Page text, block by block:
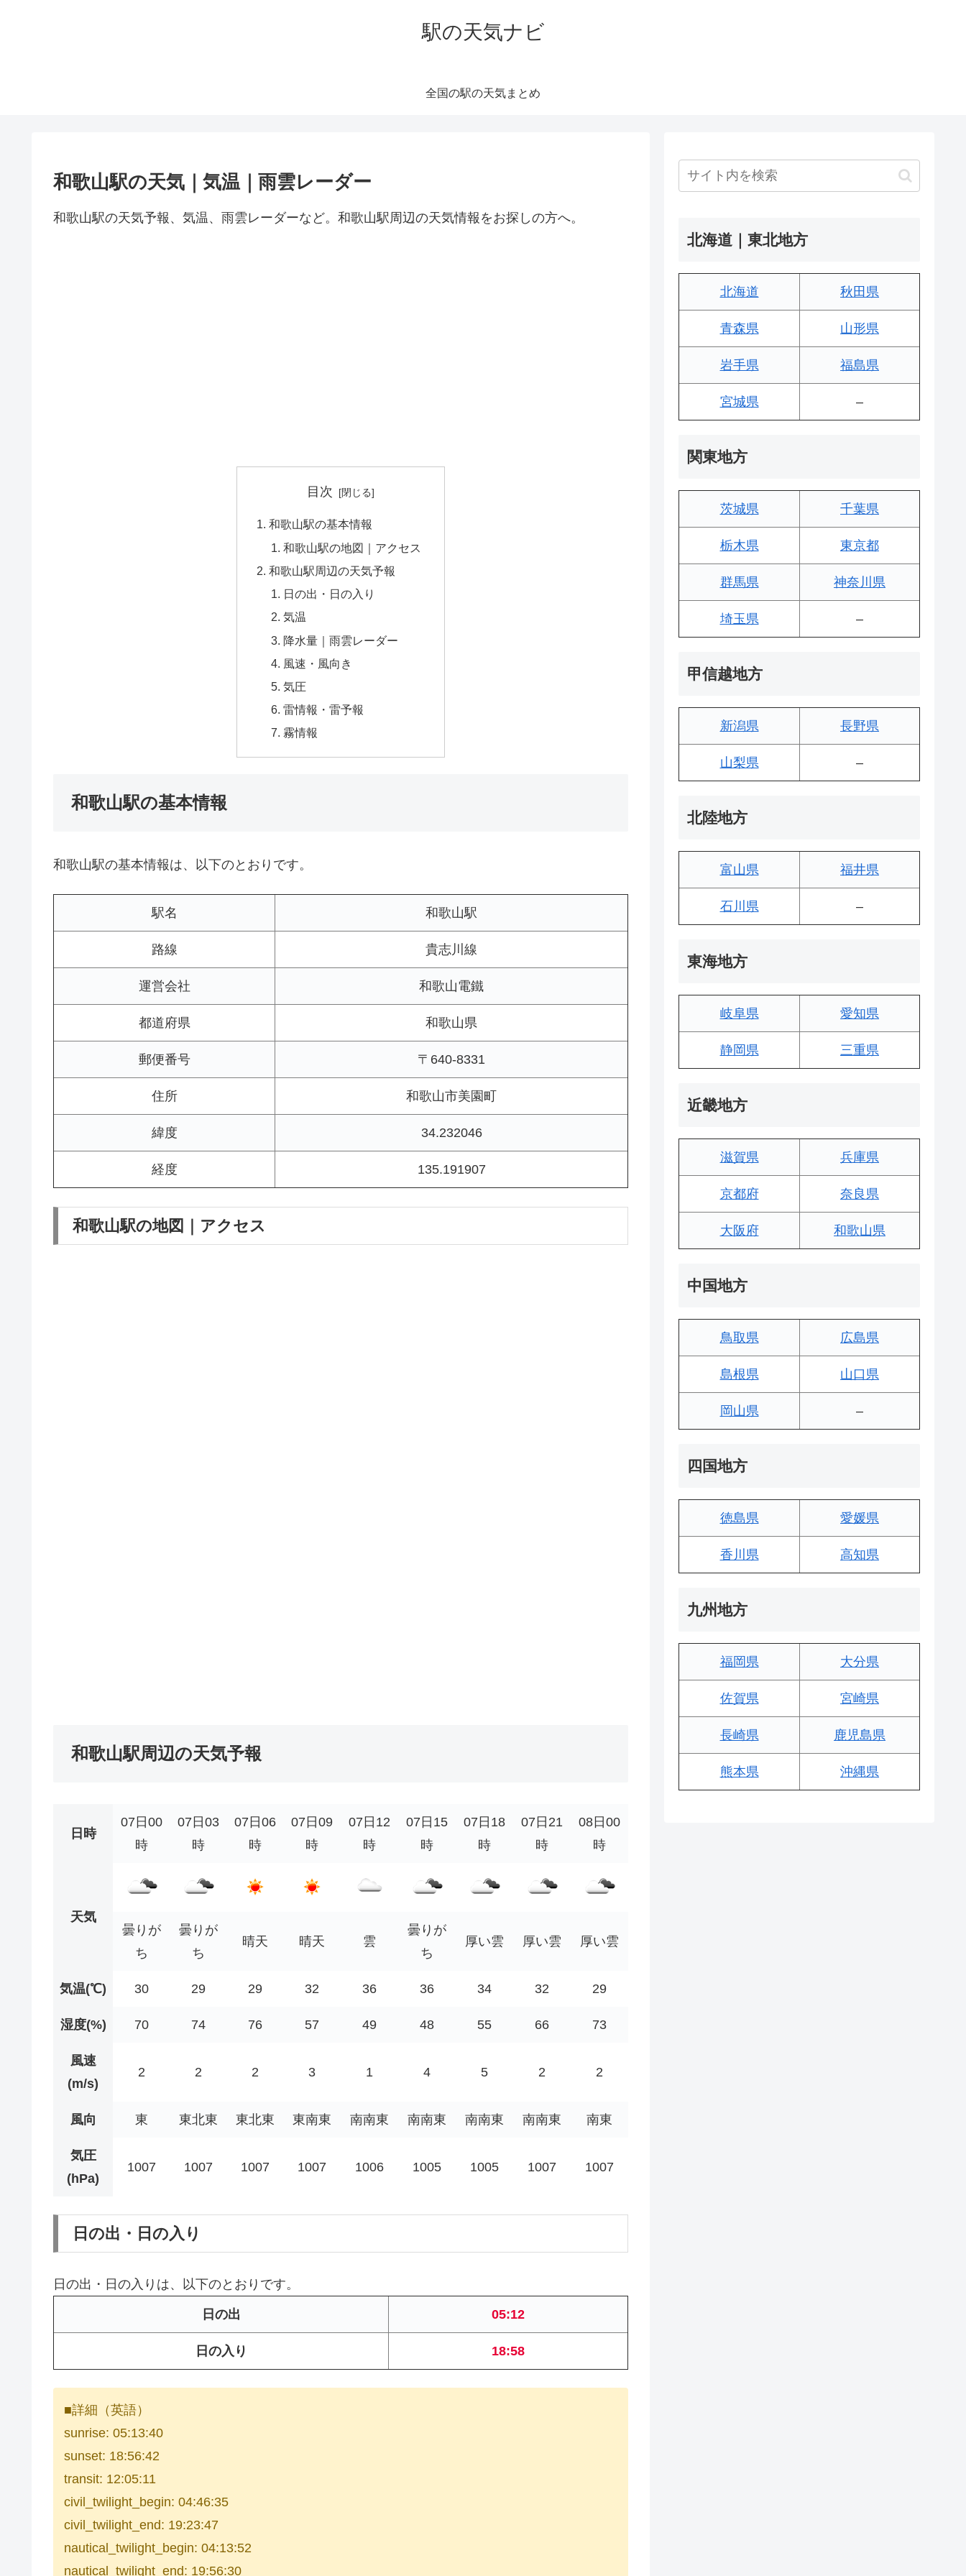
駅の天気ナビ
全国の駅の天気まとめ
和歌山駅の天気｜気温｜雨雲レーダー
和歌山駅の天気予報、気温、雨雲レーダーなど。和歌山駅周辺の天気情報をお探しの方へ。
目次
和歌山駅の基本情報
和歌山駅の地図｜アクセス
和歌山駅周辺の天気予報
日の出・日の入り
気温
降水量｜雨雲レーダー
風速・風向き
気圧
雷情報・雷予報
霧情報
和歌山駅の基本情報
和歌山駅の基本情報は、以下のとおりです。
駅名 和歌山駅
路線 貴志川線
運営会社 和歌山電鐵
都道府県 和歌山県
郵便番号 〒640-8331
住所 和歌山市美園町
緯度 34.232046
経度 135.191907
和歌山駅の地図｜アクセス
和歌山駅周辺の天気予報
日時
07日00
時
07日03
時
07日06
時
07日09
時
07日12
時
07日15
時
07日18
時
07日21
時
08日00
時
天気
曇りが
ち
曇りが
ち
晴天 晴天 雲
曇りが
ち
厚い雲 厚い雲 厚い雲
気温(℃) 30 29 29 32 36 36 34 32 29
湿度(%) 70 74 76 57 49 48 55 66 73
風速
(m/s)
2 2 2 3 1 4 5 2 2
風向 東 東北東 東北東 東南東 南南東 南南東 南南東 南南東 南東
気圧
(hPa)
1007 1007 1007 1007 1006 1005 1005 1007 1007
日の出・日の入り
日の出・日の入りは、以下のとおりです。
日の出 05:12
日の入り 18:58
■詳細（英語）
sunrise: 05:13:40
sunset: 18:56:42
transit: 12:05:11
civil_twilight_begin: 04:46:35
civil_twilight_end: 19:23:47
nautical_twilight_begin: 04:13:52
nautical_twilight_end: 19:56:30
北海道｜東北地方
北海道 秋田県
青森県 山形県
岩手県 福島県
宮城県 –
関東地方
茨城県 千葉県
栃木県 東京都
群馬県 神奈川県
埼玉県 –
甲信越地方
新潟県 長野県
山梨県 –
北陸地方
富山県 福井県
石川県 –
東海地方
岐阜県 愛知県
静岡県 三重県
近畿地方
滋賀県 兵庫県
京都府 奈良県
大阪府 和歌山県
中国地方
鳥取県 広島県
島根県 山口県
岡山県 –
四国地方
徳島県 愛媛県
香川県 高知県
九州地方
福岡県 大分県
佐賀県 宮崎県
長崎県 鹿児島県
熊本県 沖縄県